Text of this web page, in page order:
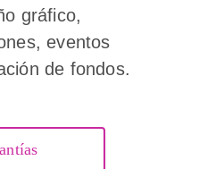
gráfico,
eventos
de fondos.